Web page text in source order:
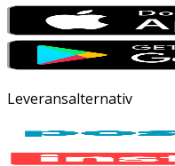
Leveransalternativ